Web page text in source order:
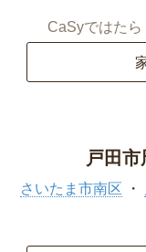
CaSyではた
戸田
さいたま市南区